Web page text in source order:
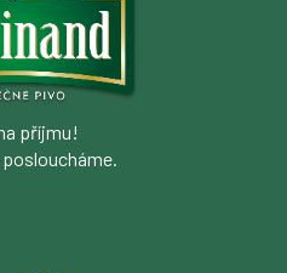
příjmu!